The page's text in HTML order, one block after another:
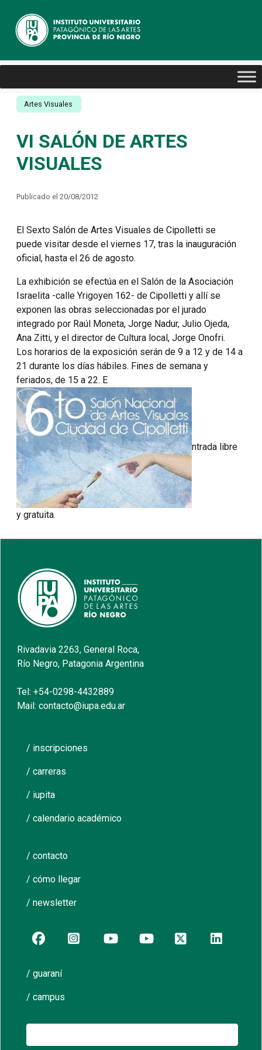
Artes Visuales
VI SALÓN DE ARTES
VISUALES
Publicado el 20/08/2012
El Sexto Salón de Artes Visuales de Cipolletti se
puede visitar desde el viernes 17, tras la inauguración
oficial, hasta el 26 de agosto.
La exhibición se efectúa en el Salón de la Asociación
Israelita -calle Yrigoyen 162- de Cipolletti y allí se
exponen las obras seleccionadas por el jurado
integrado por Raúl Moneta, Jorge Nadur, Julio Ojeda,
Ana Zitti, y el director de Cultura local, Jorge Onofri.
Los horarios de la exposición serán de 9 a 12 y de 14 a
21 durante los días hábiles. Fines de semana y
feriados, de 15 a 22. E
ntrada libre
y gratuita.
Rivadavia 2263, General Roca,
Río Negro, Patagonia Argentina
Tel: +54-0298-4432889
Mail: contacto@iupa.edu.ar
/ inscripciones
/ carreras
/ iupita
/ calendario académico
/ contacto
/ cómo llegar
/ newsletter
/ guaraní
/ campus
Buscar: